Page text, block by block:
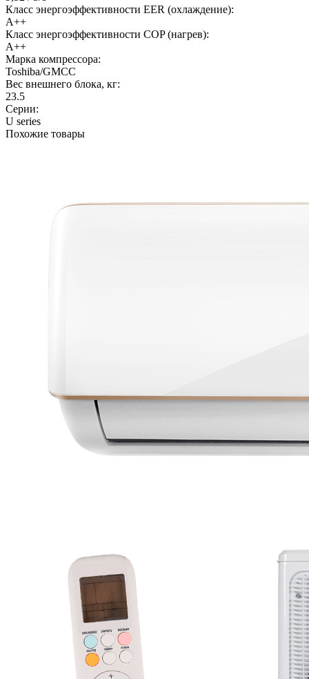
Класс энергоэффективности EER (охлаждение):
A++
Класс энергоэффективности COP (нагрев):
A++
Марка компрессора:
Toshiba/GMCC
Вес внешнего блока, кг:
23.5
Серии:
U series
Похожие товары